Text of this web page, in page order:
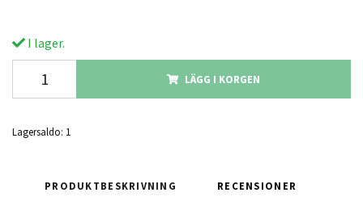
I lager.
LÄGG I KORGEN
Lagersaldo: 1
PRODUKTBESKRIVNING RECENSIONER